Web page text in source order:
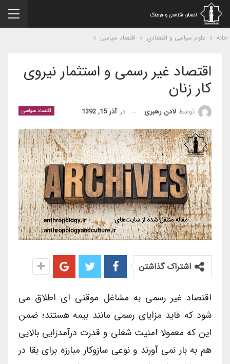
علوم سیاسی و اقتصادی اقتصاد سیاسی
اقتصاد غیر رسمی و استثمار نیروی
کار زنان
اقتصاد سیاسی توسطلادن رهبری درآذر 15, 1392
اشتراک گذاشتن
اقتصاد غیر رسمی به مشاغل موقتی ای اطلاق می
شود که فاید مزایای رسمی مانند بیمه هستند؛ ضمن
این که معمولا امنیت شغلی و قدرت درآمدزایی بالایی
هم به بار نمی آورند و نوعی سازوکار مبارزه برای بقا در